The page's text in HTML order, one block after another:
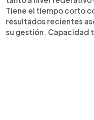
Tiene el tiempo corto
resultados recientes
su gestión. Capacidad